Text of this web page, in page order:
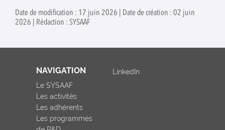
Date de modification : 17 juin 2026 | Date de création : 02 juin
2026 | Rédaction : SYSAAF
NAVIGATION
Le SYSAAF
Les activités
Les adhérents
Les programmes
LinkedIn